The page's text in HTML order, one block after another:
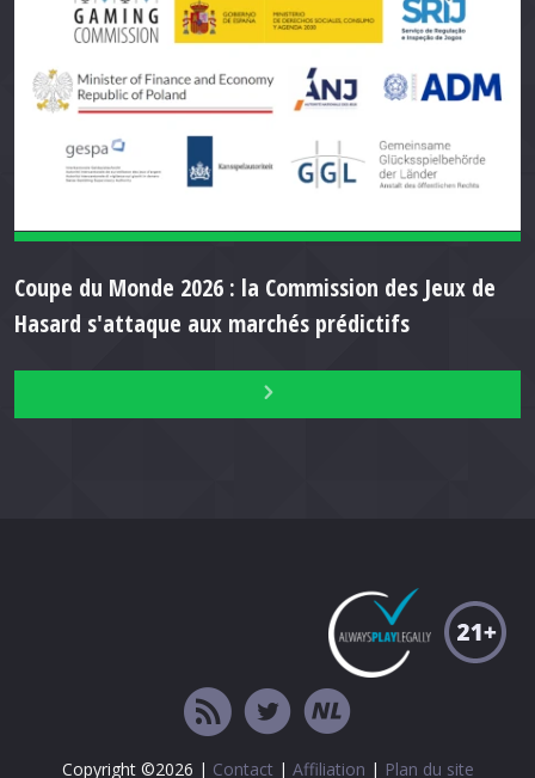
Coupe du Monde 2026 : la Commission des Jeux de
Hasard s'attaque aux marchés prédictifs
Copyright ©2026 | Contact | Affiliation | Plan du site